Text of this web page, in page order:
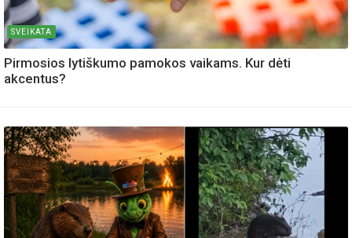
SVEIKATA
Pirmosios lytiškumo pamokos vaikams. Kur dėti
akcentus?